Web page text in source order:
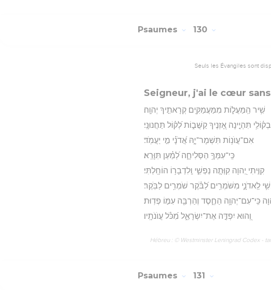
Psaumes 130
Seuls les Évangiles sont
Seigneur, j'ai le cœur
שִׁ֥יר הַֽמַּעֲל֑וֹת מִמַּעֲמַקִּ֖ים קְרָאתִ֣יךָ יְהוָֽה׃
תִּהְיֶ֣ינָה אָ֭זְנֶיךָ קַשֻּׁב֑וֹת לְ֝ק֗וֹל תַּחֲנוּנָֽי׃
אִם־עֲוֺנ֥וֹת תִּשְׁמָר־יָ֑הּ אֲ֝דֹנָ֗י מִ֣י יַעֲמֹֽד׃
כִּֽי־עִמְּךָ֥ הַסְּלִיחָ֑ה לְ֝מַ֗עַן תִּוָּרֵֽא׃
קִוִּ֣יתִי יְ֭הוָה קִוְּתָ֣ה נַפְשִׁ֑י וְֽלִדְבָר֥וֹ הוֹחָֽלְתִּי׃
לַֽאדֹנָ֑י מִשֹּׁמְרִ֥ים לַ֝בֹּ֗קֶר שֹׁמְרִ֥ים לַבֹּֽקֶר׃
כִּֽי־עִם־יְהוָ֥ה הַחֶ֑סֶד וְהַרְבֵּ֖ה עִמּ֣וֹ פְדֽוּת׃
וְ֭הוּא יִפְדֶּ֣ה אֶת־יִשְׂרָאֵ֑ל מִ֝כֹּ֗ל עֲוֺנֹתָֽיו׃
Hébreu : © Westminster Leningrad Codex -
Psaumes 131